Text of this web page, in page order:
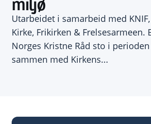
Utarbeidet i samarbeid med
Kirke, Frikirken & Frelsesarmeen.
Norges Kristne Råd sto i perioden
sammen med Kirkens...